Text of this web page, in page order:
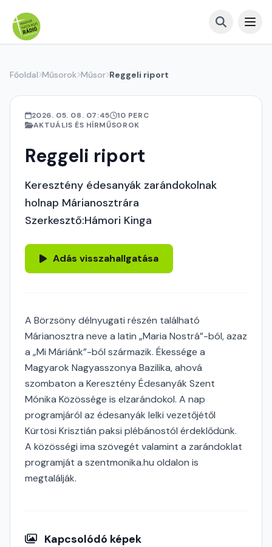
Főoldal Műsorok Műsor Reggeli riport
2026. 05. 08. 07:45
10 PERC
AKTUÁLIS ÉS HÍRMŰSOROK
Reggeli riport
Keresztény édesanyák zarándokolnak
holnap Márianosztrára
Szerkesztő:Hámori Kinga
Adás visszahallgatása
A Börzsöny délnyugati részén található
Márianosztra neve a latin „Maria Nostrá”-ból, azaz
a „Mi Máriánk”-ból származik. Ékessége a
Magyarok Nagyasszonya Bazilika, ahová
szombaton a Keresztény Édesanyák Szent
Mónika Közössége is elzarándokol. A nap
programjáról az édesanyák lelki vezetőjétől
Kürtösi Krisztián paksi plébánostól érdeklődünk.
A közösségi ima szövegét valamint a zarándoklat
programját a szentmonika.hu oldalon is
megtalálják.
Kapcsolódó képek